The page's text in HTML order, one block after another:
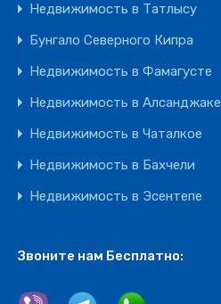
Недвижимость в Татлысу
Бунгало Северного Кипра
Недвижимость в Фамагусте
Недвижимость в Алсанджаке
Недвижимость в Чаталкое
Недвижимость в Бахчели
Недвижимость в Эсентепе
Звоните нам Бесплатно: